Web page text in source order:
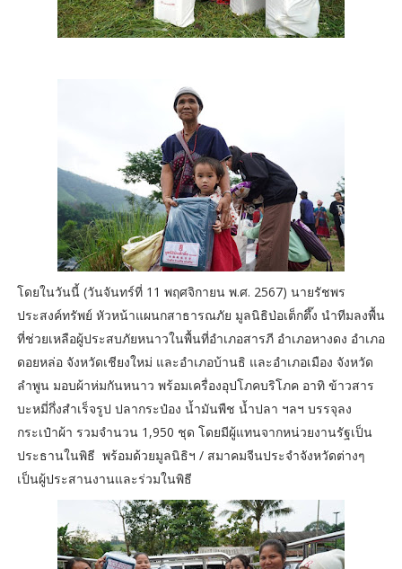
โดยในวันนี้ (วันจันทร์ที่ 11 พฤศจิกายน พ.ศ. 2567) นายรัชพร
ประสงค์ทรัพย์ หัวหน้าแผนกสาธารณภัย มูลนิธิป่อเต็กตึ๊ง นำทีมลงพื้น
ที่ช่วยเหลือผู้ประสบภัยหนาวในพื้นที่อำเภอสารภี อำเภอหางดง อำเภอ
ดอยหล่อ จังหวัดเชียงใหม่ และอำเภอบ้านธิ และอำเภอเมือง จังหวัด
ลำพูน มอบผ้าห่มกันหนาว พร้อมเครื่องอุปโภคบริโภค อาทิ ข้าวสาร
บะหมี่กึ่งสำเร็จรูป ปลากระป๋อง น้ำมันพืช น้ำปลา ฯลฯ บรรจุลง
กระเป๋าผ้า รวมจำนวน 1,950 ชุด โดยมีผู้แทนจากหน่วยงานรัฐเป็น
ประธานในพิธี พร้อมด้วยมูลนิธิฯ / สมาคมจีนประจำจังหวัดต่างๆ
เป็นผู้ประสานงานและร่วมในพิธี